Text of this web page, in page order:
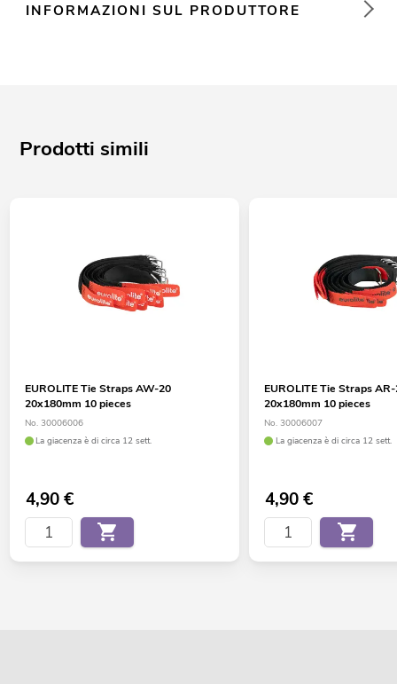
INFORMAZIONI SUL PRODUTTORE
Prodotti simili
EUROLITE Tie Straps AW-20
20x180mm 10 pieces
No. 30006006
La giacenza è di circa 12 sett.
4,90€
EUROLITE Tie Straps
20x180mm 10 pieces
No. 30006007
La giacenza è di circa 12 sett.
4,90€